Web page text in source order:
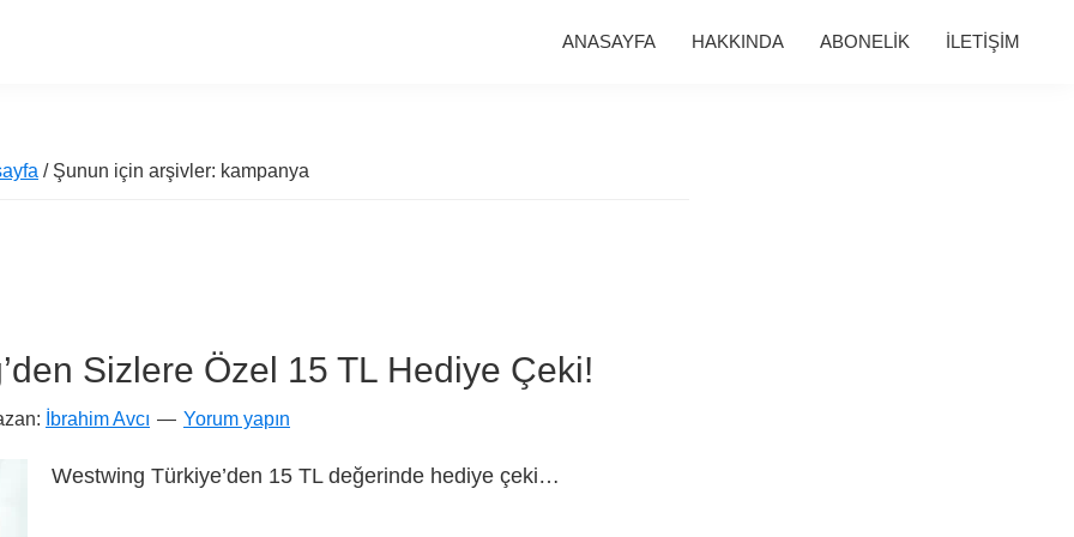
ANASAYFA HAKKINDA ABONELİK İLETİŞİM
/ Şunun için arşivler: kampanya
Sizlere Özel 15 TL Hediye Çeki!
İbrahim Avcı Yorum yapın
Westwing Türkiye’den 15 TL değerinde hediye çeki…